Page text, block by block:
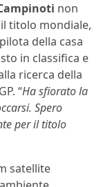
non
titolo mondiale,
della casa
in classifica e
ricerca della
“Ha sfiorato la
Spero
per il titolo
satellite